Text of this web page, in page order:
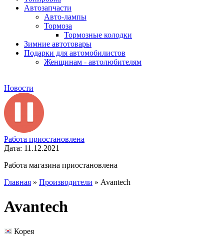
Автозапчасти
Авто-лампы
Тормоза
Тормозные колодки
Зимние автотовары
Подарки для автомобилистов
Женщинам - автолюбителям
Новости
Работа приостановлена
Дата: 11.12.2021
Работа магазина приостановлена
Главная » Производители » Avantech
Avantech
Корея